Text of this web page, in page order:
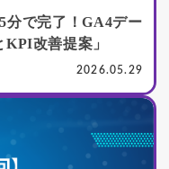
分で完了！GA4デー
改善提案」
2026.05.29